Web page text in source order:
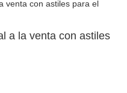
a la venta con astiles